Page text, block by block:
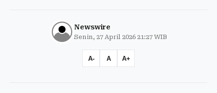
Newswire
Senin, 27 April 2026 21:27 WIB
A- A A+